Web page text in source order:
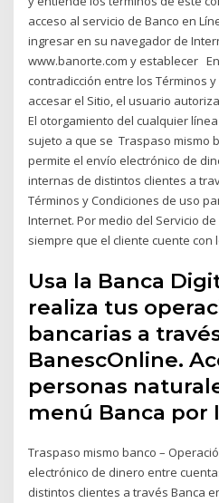
acceso al servicio de Banco en
ingresar en su navegador de
www.banorte.com y establecer
contradicción entre los Términos
accesar el Sitio, el usuario autoriza
El otorgamiento del cualquier
sujeto a que se Traspaso mismo
permite el envío electrónico de
internas de distintos clientes a
Términos y Condiciones de uso
Internet. Por medio del Servicio
siempre que el cliente cuente con
Usa la Banca
realiza tus
bancarias a
BanescOnline.
personas
menú Banca por
Traspaso mismo banco –
electrónico de dinero entre
distintos clientes a través Banca